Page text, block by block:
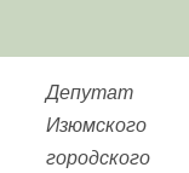
Депутат
Изюмского
городского